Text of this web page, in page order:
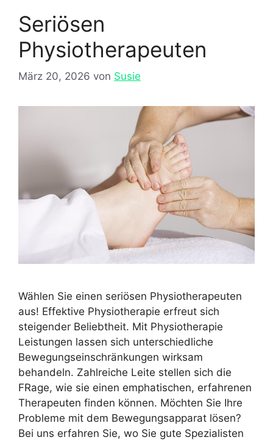
Seriösen
Physiotherapeuten
März 20, 2026 von Susie
Wählen Sie einen seriösen Physiotherapeuten
aus! Effektive Physiotherapie erfreut sich
steigender Beliebtheit. Mit Physiotherapie
Leistungen lassen sich unterschiedliche
Bewegungseinschränkungen wirksam
behandeln. Zahlreiche Leite stellen sich die
FRage, wie sie einen emphatischen, erfahrenen
Therapeuten finden können. Möchten Sie Ihre
Probleme mit dem Bewegungsapparat lösen?
Bei uns erfahren Sie, wo Sie gute Spezialisten